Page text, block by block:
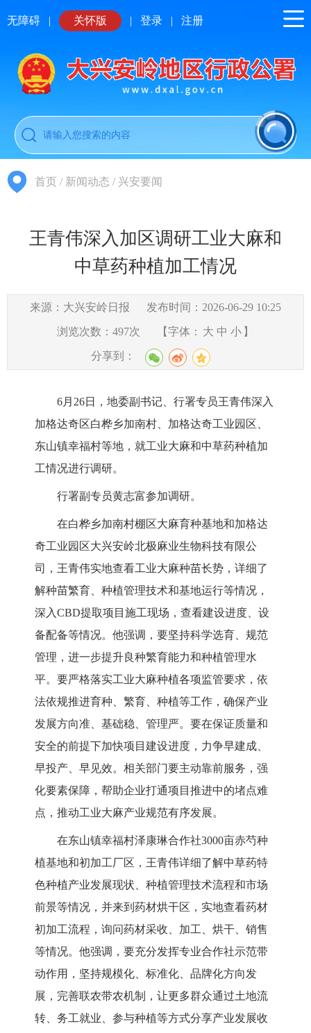
无障碍 | 关怀版 | 登录 | 注册
首页 / 新闻动态 / 兴安要闻
王青伟深入加区调研工业大麻和
中草药种植加工情况
来源：大兴安岭日报 发布时间：2026-06-29 10:25
浏览次数： 497次 【字体： 大 中 小 】
分享到：
6月26日，地委副书记、行署专员王青伟深入
加格达奇区白桦乡加南村、加格达奇工业园区、
东山镇幸福村等地，就工业大麻和中草药种植加
工情况进行调研。
行署副专员黄志富参加调研。
在白桦乡加南村棚区大麻育种基地和加格达
奇工业园区大兴安岭北极麻业生物科技有限公
司，王青伟实地查看工业大麻种苗长势，详细了
解种苗繁育、种植管理技术和基地运行等情况，
深入CBD提取项目施工现场，查看建设进度、设
备配备等情况。他强调，要坚持科学选育、规范
管理，进一步提升良种繁育能力和种植管理水
平。要严格落实工业大麻种植各项监管要求，依
法依规推进育种、繁育、种植等工作，确保产业
发展方向准、基础稳、管理严。要在保证质量和
安全的前提下加快项目建设进度，力争早建成、
早投产、早见效。相关部门要主动靠前服务，强
化要素保障，帮助企业打通项目推进中的堵点难
点，推动工业大麻产业规范有序发展。
在东山镇幸福村泽康琳合作社3000亩赤芍种
植基地和初加工厂区，王青伟详细了解中草药特
色种植产业发展现状、种植管理技术流程和市场
前景等情况，并来到药材烘干区，实地查看药材
初加工流程，询问药材采收、加工、烘干、销售
等情况。他强调，要充分发挥专业合作社示范带
动作用，坚持规模化、标准化、品牌化方向发
展，完善联农带农机制，让更多群众通过土地流
转、务工就业、参与种植等方式分享产业发展收